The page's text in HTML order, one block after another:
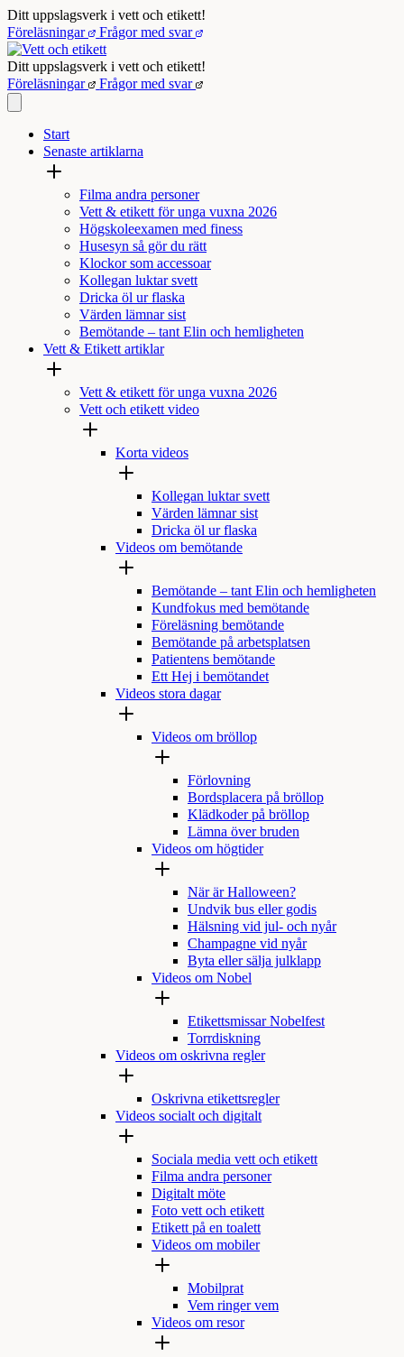
Hoppa
till
innehåll
Ditt uppslagsverk i vett och etikett!
Föreläsningar
Frågor med svar
Ditt uppslagsverk i vett och etikett!
Föreläsningar
Frågor med svar
Start
Senaste artiklarna
Filma andra personer
Vett & etikett för unga vuxna 2026
Högskoleexamen med finess
Husesyn så gör du rätt
Klockor som accessoar
Kollegan luktar svett
Dricka öl ur flaska
Värden lämnar sist
Bemötande – tant Elin och hemligheten
Vett & Etikett artiklar
Vett & etikett för unga vuxna 2026
Vett och etikett video
Korta videos
Kollegan luktar svett
Värden lämnar sist
Dricka öl ur flaska
Videos om bemötande
Bemötande – tant Elin och hemligheten
Kundfokus med bemötande
Föreläsning bemötande
Bemötande på arbetsplatsen
Patientens bemötande
Ett Hej i bemötandet
Videos stora dagar
Videos om bröllop
Förlovning
Bordsplacera på bröllop
Klädkoder på bröllop
Lämna över bruden
Videos om högtider
När är Halloween?
Undvik bus eller godis
Hälsning vid jul- och nyår
Champagne vid nyår
Byta eller sälja julklapp
Videos om Nobel
Etikettsmissar Nobelfest
Torrdiskning
Videos om oskrivna regler
Oskrivna etikettsregler
Videos socialt och digitalt
Sociala media vett och etikett
Filma andra personer
Digitalt möte
Foto vett och etikett
Etikett på en toalett
Videos om mobiler
Mobilprat
Vem ringer vem
Videos om resor